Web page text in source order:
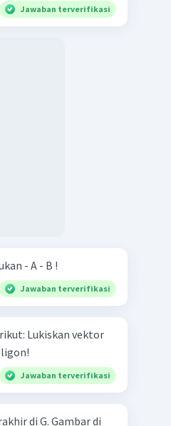
Jawaban terverifikasi
seperti berikut. Tentukan - A - B !
Jawaban terverifikasi
Jawaban terverifikasi
di G. Gambar di